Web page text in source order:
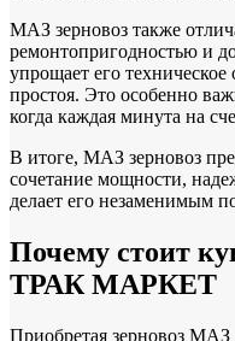
МАЗ зерновоз также
ремонтопригодностью и
упрощает его
простоя. Это особенно
когда каждая минута на
В итоге, МАЗ зерновоз
сочетание мощности,
делает его незаменимым
Почему стоит
ТРАК МАРКЕТ
Приобретая зерновоз